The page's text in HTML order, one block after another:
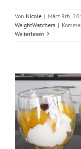
Von Nicole | März 8th,
WeightWatchers |
Weiterlesen